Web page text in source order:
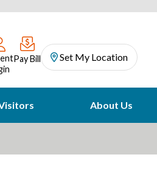
Pay Bill Set My Location
About Us